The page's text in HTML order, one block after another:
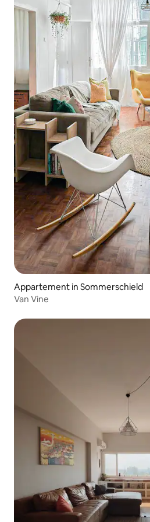
Appartement in Sommerschield
Van Vine